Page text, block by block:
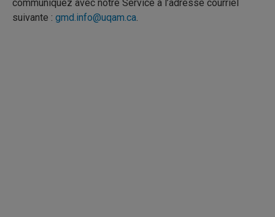
communiquez avec notre Service à l’adresse courriel
suivante : gmd.info@uqam.ca